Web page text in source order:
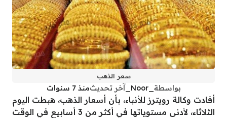
سعر الذهب
بواسطة _Noor_ آخر تحديثمنذ 7 سنوات
أفادت وكالة رويترز للأنباء، بأن أسعار الذهب، هبطت اليوم
الثلاثاء، لأدنى مستوياتها في أكثر من 3 أسابيع في الوقت